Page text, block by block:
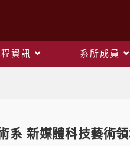
資訊 系所成員
系 新媒體科技藝術